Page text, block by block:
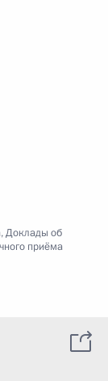
,Доклады об
приёма